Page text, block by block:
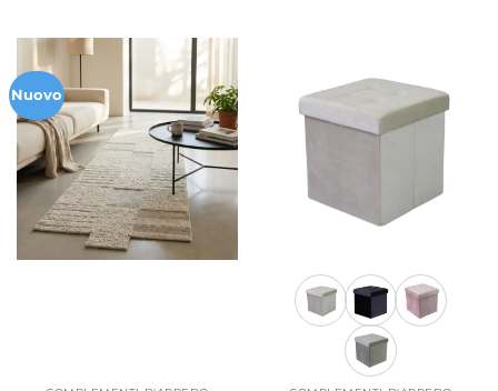
Nuovo